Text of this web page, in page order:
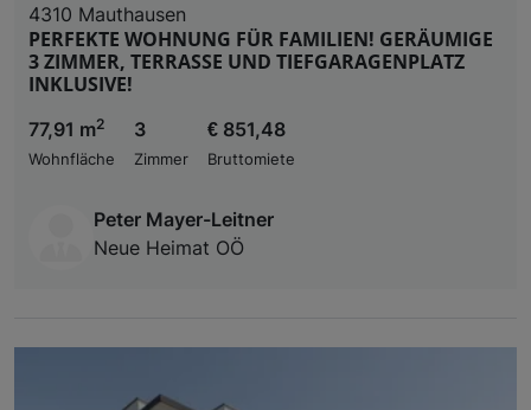
4310 Mauthausen
PERFEKTE WOHNUNG FÜR FAMILIEN! GERÄUMIGE
3 ZIMMER, TERRASSE UND TIEFGARAGENPLATZ
INKLUSIVE!
77,91 m2
Wohnfläche
3
Zimmer
€ 851,48
Bruttomiete
Peter Mayer-Leitner
Neue Heimat OÖ